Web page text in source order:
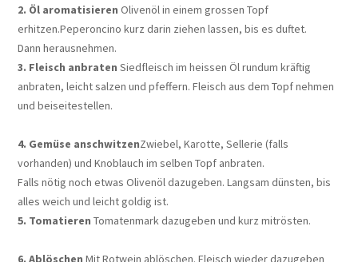
2. Öl aromatisieren Olivenöl in einem grossen Topf
erhitzen.Peperoncino kurz darin ziehen lassen, bis es duftet.
Dann herausnehmen.
3. Fleisch anbraten Siedfleisch im heissen Öl rundum kräftig
anbraten, leicht salzen und pfeffern. Fleisch aus dem Topf nehmen
und beiseitestellen.
4. Gemüse anschwitzenZwiebel, Karotte, Sellerie (falls
vorhanden) und Knoblauch im selben Topf anbraten.
Falls nötig noch etwas Olivenöl dazugeben. Langsam dünsten, bis
alles weich und leicht goldig ist.
5. Tomatieren Tomatenmark dazugeben und kurz mitrösten.
6. Ablöschen Mit Rotwein ablöschen. Fleisch wieder dazugeben